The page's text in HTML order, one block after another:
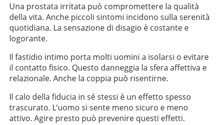
Una prostata irritata può compromettere la qualità
della vita. Anche piccoli sintomi incidono sulla serenità
quotidiana. La sensazione di disagio è costante e
logorante.
Il fastidio intimo porta molti uomini a isolarsi o evitare
il contatto fisico. Questo danneggia la sfera affettiva e
relazionale. Anche la coppia può risentirne.
Il calo della fiducia in sé stessi è un effetto spesso
trascurato. L’uomo si sente meno sicuro e meno
attivo. Agire presto può prevenire questi effetti.